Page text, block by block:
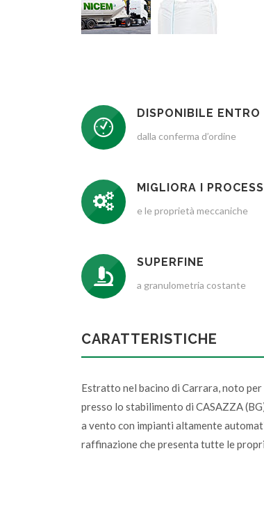
DISPONIBILE ENTRO
dalla conferma d’ordine
MIGLIORA I PROCESSI
e le proprietà meccaniche
SUPERFINE
a granulometria costante
CARATTERISTICHE
Estratto nel bacino di Carrara, noto
presso lo stabilimento di CASAZZA
a vento con impianti altamente
raffinazione che presenta tutte le